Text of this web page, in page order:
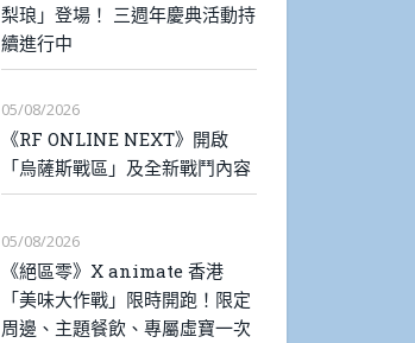
梨琅」登場！ 三週年慶典活動持
續進行中
05/08/2026
《RF ONLINE NEXT》開啟
「烏薩斯戰區」及全新戰鬥內容
05/08/2026
《絕區零》X animate 香港
「美味大作戰」限時開跑！限定
周邊、主題餐飲、專屬虛寶一次